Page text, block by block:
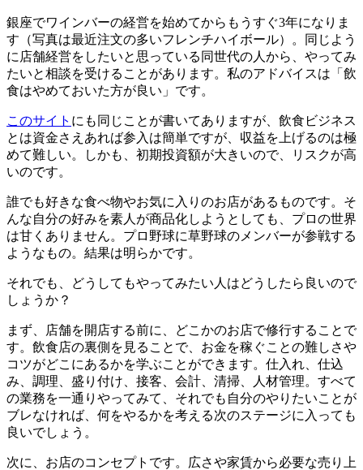
銀座でワインバーの経営を始めてからもうすぐ3年になりま
す（写真は最近注文の多いフレンチハイボール）。同じよう
に店舗経営をしたいと思っている同世代の人から、やってみ
たいと相談を受けることがあります。私のアドバイスは「飲
食はやめておいた方が良い」です。
このサイト にも同じことが書いてありますが、飲食ビジネス
とは資金さえあれば参入は簡単ですが、収益を上げるのは極
めて難しい。しかも、初期投資額が大きいので、リスクが高
いのです。
誰でも好きな食べ物やお気に入りのお店があるものです。そ
んな自分の好みを素人が商品化しようとしても、プロの世界
は甘くありません。プロ野球に草野球のメンバーが参戦する
ようなもの。結果は明らかです。
それでも、どうしてもやってみたい人はどうしたら良いので
しょうか？
まず、店舗を開店する前に、どこかのお店で修行することで
す。飲食店の裏側を見ることで、お金を稼ぐことの難しさや
コツがどこにあるかを学ぶことができます。仕入れ、仕込
み、調理、盛り付け、接客、会計、清掃、人材管理。すべて
の業務を一通りやってみて、それでも自分のやりたいことが
ブレなければ、何をやるかを考える次のステージに入っても
良いでしょう。
次に、お店のコンセプトです。広さや家賃から必要な売り上